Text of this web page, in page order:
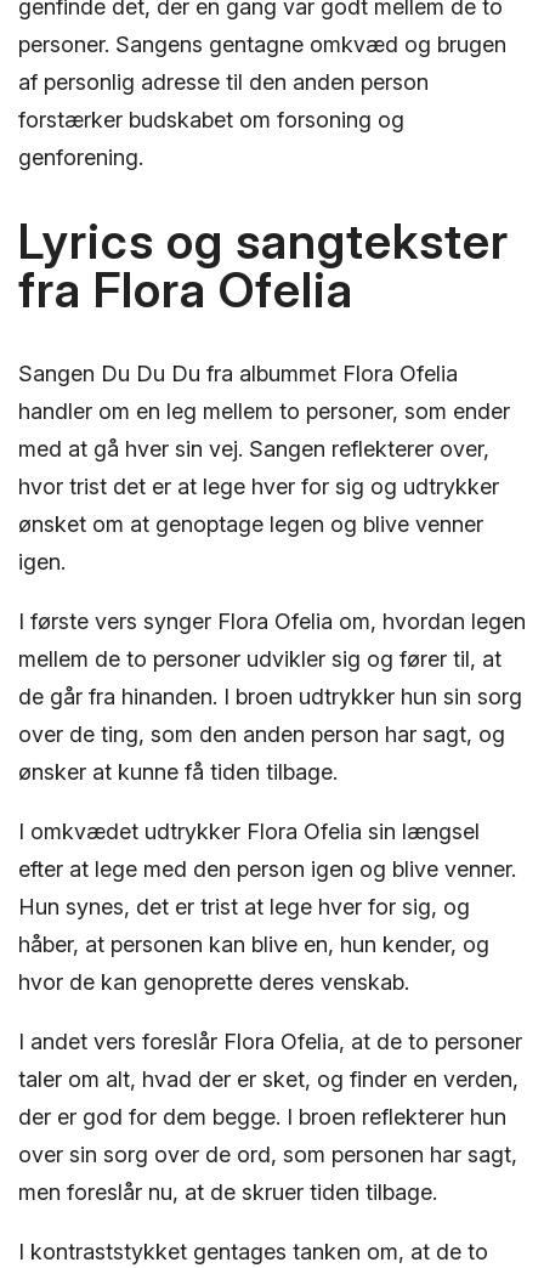
genfinde det, der en gang var godt mellem de to
personer. Sangens gentagne omkvæd og brugen
af personlig adresse til den anden person
forstærker budskabet om forsoning og
genforening.
Lyrics og sangtekster
fra Flora Ofelia
Sangen Du Du Du fra albummet Flora Ofelia
handler om en leg mellem to personer, som ender
med at gå hver sin vej. Sangen reflekterer over,
hvor trist det er at lege hver for sig og udtrykker
ønsket om at genoptage legen og blive venner
igen.
I første vers synger Flora Ofelia om, hvordan legen
mellem de to personer udvikler sig og fører til, at
de går fra hinanden. I broen udtrykker hun sin sorg
over de ting, som den anden person har sagt, og
ønsker at kunne få tiden tilbage.
I omkvædet udtrykker Flora Ofelia sin længsel
efter at lege med den person igen og blive venner.
Hun synes, det er trist at lege hver for sig, og
håber, at personen kan blive en, hun kender, og
hvor de kan genoprette deres venskab.
I andet vers foreslår Flora Ofelia, at de to personer
taler om alt, hvad der er sket, og finder en verden,
der er god for dem begge. I broen reflekterer hun
over sin sorg over de ord, som personen har sagt,
men foreslår nu, at de skruer tiden tilbage.
I kontraststykket gentages tanken om, at de to